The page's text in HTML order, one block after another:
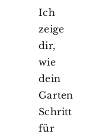
Ich
zeige
dir,
wie
dein
Garten
Schritt
für